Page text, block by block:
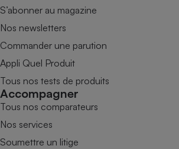
S’abonner au magazine
Nos newsletters
Commander une parution
Appli Quel Produit
Tous nos tests de produits
Accompagner
Tous nos comparateurs
Nos services
Soumettre un litige